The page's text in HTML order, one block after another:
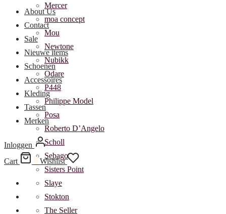
Mercer
moa concept
Mou
Newtone
Nubikk
Odare
P448
Philippe Model
Posa
Roberto D’Angelo
Scholl
Sebago
Sisters Point
Slaye
Stokton
The Seller
About Us
Contact
Sale
Nieuwe items
Schoenen
Accessoires
Kleding
Tassen
Merken
Inloggen
Cart
Wishlist